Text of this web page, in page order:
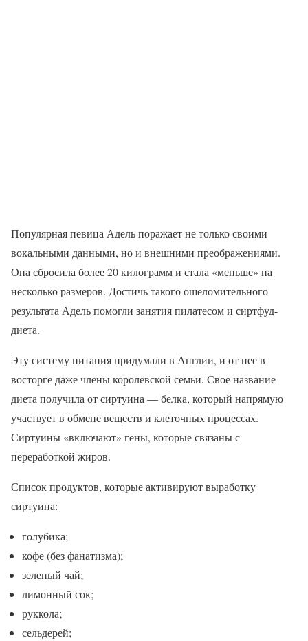
Популярная певица Адель поражает не только своими
вокальными данными, но и внешними преображениями.
Она сбросила более 20 килограмм и стала «меньше» на
несколько размеров. Достичь такого ошеломительного
результата Адель помогли занятия пилатесом и сиртфуд-
диета.
Эту систему питания придумали в Англии, и от нее в
восторге даже члены королевской семьи. Свое название
диета получила от сиртуина — белка, который напрямую
участвует в обмене веществ и клеточных процессах.
Сиртуины «включают» гены, которые связаны с
переработкой жиров.
Список продуктов, которые активируют выработку
сиртуина:
голубика;
кофе (без фанатизма);
зеленый чай;
лимонный сок;
руккола;
сельдерей;